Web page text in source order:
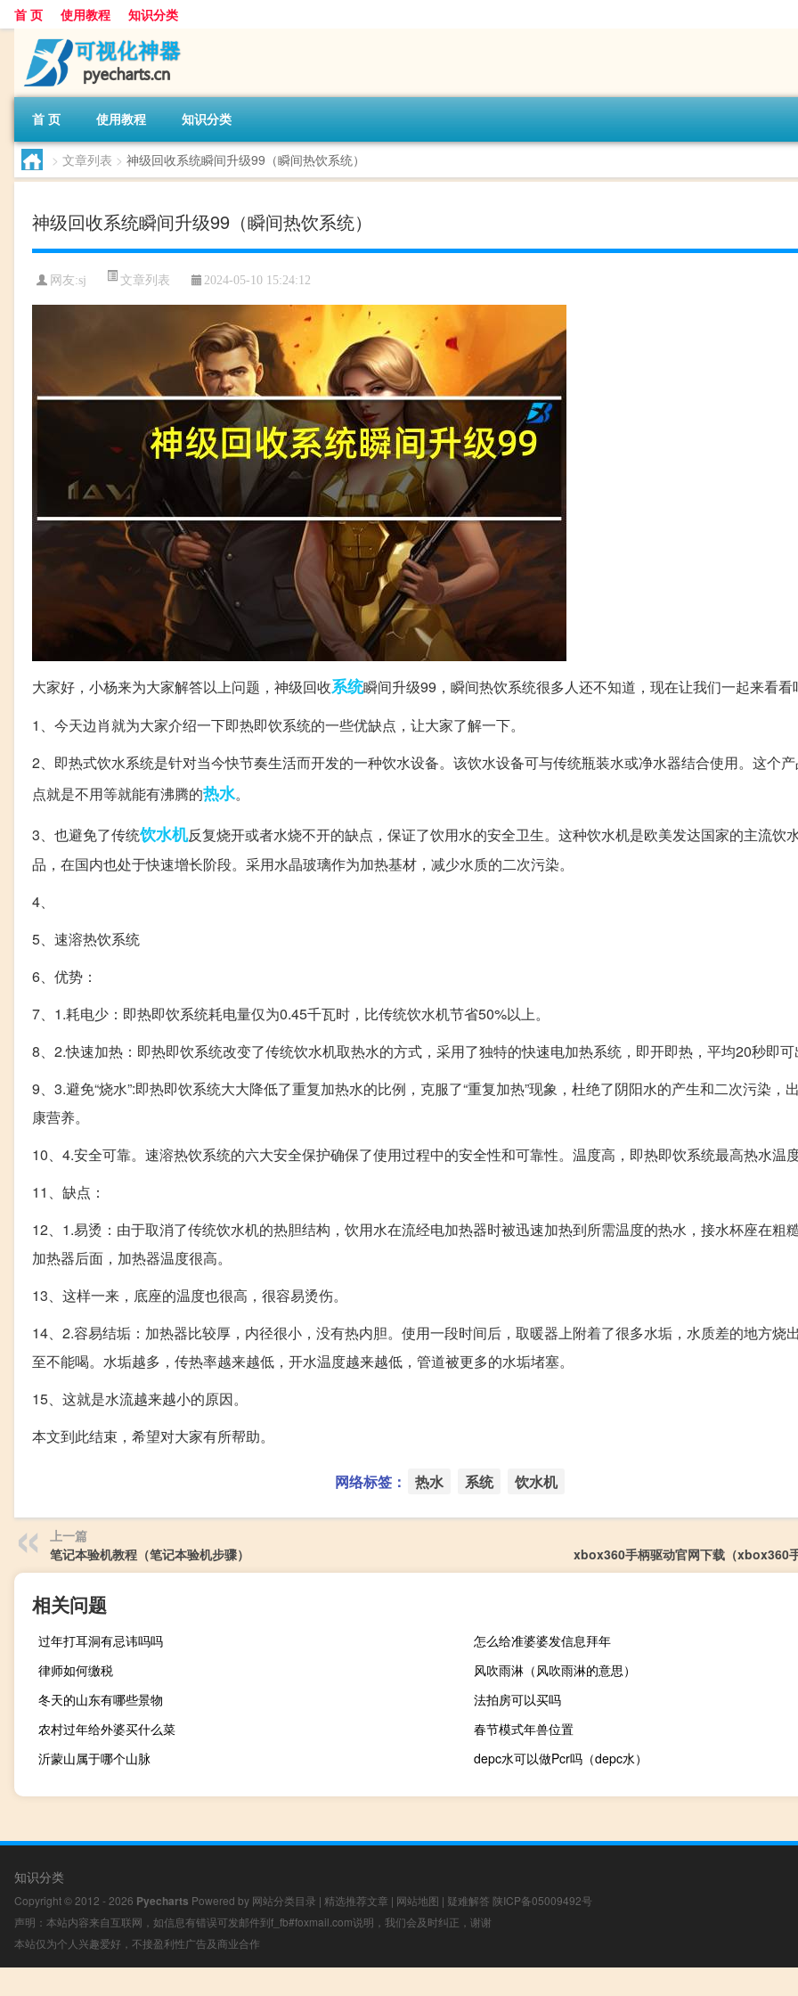
首 页 使用教程 知识分类
首 页 使用教程 知识分类
> 文章列表 > 神级回收系统瞬间升级99（瞬间热饮系统）
神级回收系统瞬间升级99（瞬间热饮系统）
网友:sj 文章列表 2024-05-10 15:24:12
大家好，小杨来为大家解答以上问题，神级回收系统瞬间升级99，瞬间热饮系统很多人还不知道，现在让我们一起来看看
1、今天边肖就为大家介绍一下即热即饮系统的一些优缺点，让大家了解一下。
2、即热式饮水系统是针对当今快节奏生活而开发的一种饮水设备。该饮水设备可与传统瓶装水或净水器结合使用。这个
点就是不用等就能有沸腾的热水。
3、也避免了传统饮水机反复烧开或者水烧不开的缺点，保证了饮用水的安全卫生。这种饮水机是欧美发达国家的主流饮
品，在国内也处于快速增长阶段。采用水晶玻璃作为加热基材，减少水质的二次污染。
4、
5、速溶热饮系统
6、优势：
7、1.耗电少：即热即饮系统耗电量仅为0.45千瓦时，比传统饮水机节省50%以上。
8、2.快速加热：即热即饮系统改变了传统饮水机取热水的方式，采用了独特的快速电加热系统，即开即热，平均20秒即
9、3.避免“烧水”:即热即饮系统大大降低了重复加热水的比例，克服了“重复加热”现象，杜绝了阴阳水的产生和二次污染，
康营养。
10、4.安全可靠。速溶热饮系统的六大安全保护确保了使用过程中的安全性和可靠性。温度高，即热即饮系统最高热水温
11、缺点：
12、1.易烫：由于取消了传统饮水机的热胆结构，饮用水在流经电加热器时被迅速加热到所需温度的热水，接水杯座在粗
加热器后面，加热器温度很高。
13、这样一来，底座的温度也很高，很容易烫伤。
14、2.容易结垢：加热器比较厚，内径很小，没有热内胆。使用一段时间后，取暖器上附着了很多水垢，水质差的地方烧
至不能喝。水垢越多，传热率越来越低，开水温度越来越低，管道被更多的水垢堵塞。
15、这就是水流越来越小的原因。
本文到此结束，希望对大家有所帮助。
网络标签： 热水 系统 饮水机
上一篇
笔记本验机教程（笔记本验机步骤）
xbox360手柄驱动官网下载（xbox360
相关问题
过年打耳洞有忌讳吗吗
怎么给准婆婆发信息拜年
律师如何缴税
风吹雨淋（风吹雨淋的意思）
冬天的山东有哪些景物
法拍房可以买吗
农村过年给外婆买什么菜
春节模式年兽位置
沂蒙山属于哪个山脉
depc水可以做Pcr吗（depc水）
知识分类
Copyright © 2012 - 2026 Pyecharts Powered by 网站分类目录 | 精选推荐文章 | 网站地图 | 疑难解答 陕ICP备05009492号
声明：本站内容来自互联网，如信息有错误可发邮件到f_fb#foxmail.com说明，我们会及时纠正，谢谢
本站仅为个人兴趣爱好，不接盈利性广告及商业合作